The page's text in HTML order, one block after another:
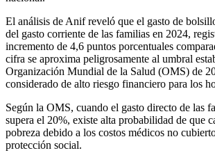
El análisis de Anif reveló que el gasto de
del gasto corriente de las familias en 2024,
incremento de 4,6 puntos porcentuales
cifra se aproxima peligrosamente al umbral
Organización Mundial de la Salud (OMS) de
considerado de alto riesgo financiero para los
Según la OMS, cuando el gasto directo de las
supera el 20%, existe alta probabilidad de que
pobreza debido a los costos médicos no
protección social.